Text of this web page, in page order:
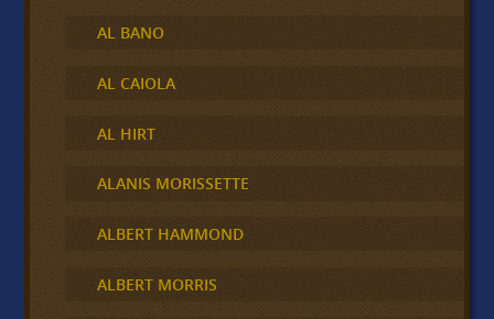
AL BANO
AL CAIOLA
AL HIRT
ALANIS MORISSETTE
ALBERT HAMMOND
ALBERT MORRIS